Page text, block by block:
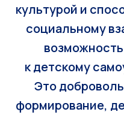
культурой и
социальному
к детскому
Это
формирование,